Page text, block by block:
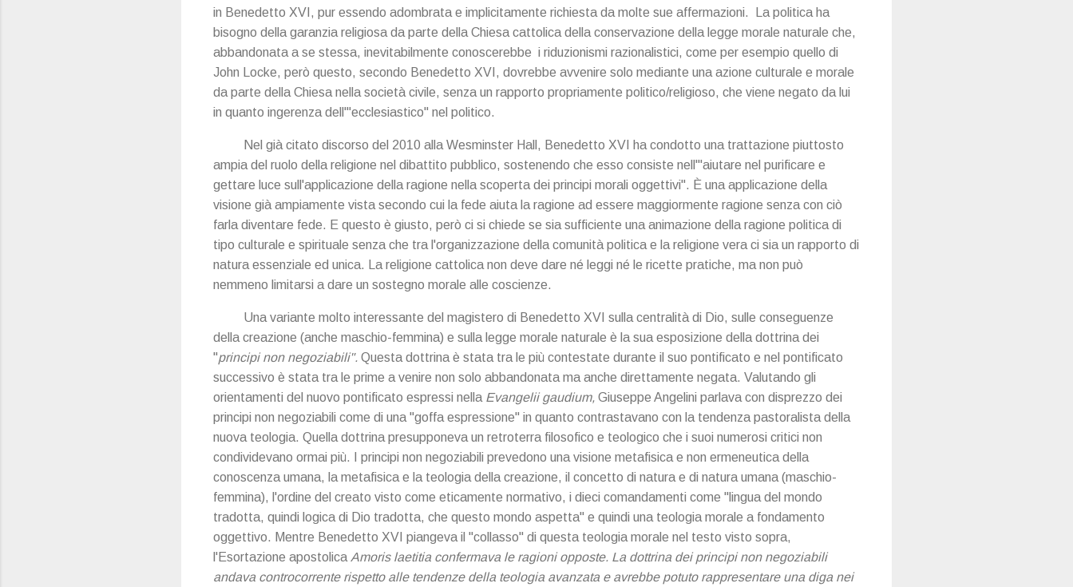
in Benedetto XVI, pur essendo adombrata e implicitamente richiesta da molte sue affermazioni. La politica ha
bisogno della garanzia religiosa da parte della Chiesa cattolica della conservazione della legge morale naturale che,
abbandonata a se stessa, inevitabilmente conoscerebbe i riduzionismi razionalistici, come per esempio quello di
John Locke, però questo, secondo Benedetto XVI, dovrebbe avvenire solo mediante una azione culturale e morale
da parte della Chiesa nella società civile, senza un rapporto propriamente politico/religioso, che viene negato da lui
in quanto ingerenza dell'"ecclesiastico" nel politico.
Nel già citato discorso del 2010 alla Wesminster Hall, Benedetto XVI ha condotto una trattazione piuttosto
ampia del ruolo della religione nel dibattito pubblico, sostenendo che esso consiste nell'"aiutare nel purificare e
gettare luce sull'applicazione della ragione nella scoperta dei principi morali oggettivi". È una applicazione della
visione già ampiamente vista secondo cui la fede aiuta la ragione ad essere maggiormente ragione senza con ciò
farla diventare fede. E questo è giusto, però ci si chiede se sia sufficiente una animazione della ragione politica di
tipo culturale e spirituale senza che tra l'organizzazione della comunità politica e la religione vera ci sia un rapporto di
natura essenziale ed unica. La religione cattolica non deve dare né leggi né le ricette pratiche, ma non può
nemmeno limitarsi a dare un sostegno morale alle coscienze.
Una variante molto interessante del magistero di Benedetto XVI sulla centralità di Dio, sulle conseguenze
della creazione (anche maschio-femmina) e sulla legge morale naturale è la sua esposizione della dottrina dei
"principi non negoziabili". Questa dottrina è stata tra le più contestate durante il suo pontificato e nel pontificato
successivo è stata tra le prime a venire non solo abbandonata ma anche direttamente negata. Valutando gli
orientamenti del nuovo pontificato espressi nella Evangelii gaudium, Giuseppe Angelini parlava con disprezzo dei
principi non negoziabili come di una "goffa espressione" in quanto contrastavano con la tendenza pastoralista della
nuova teologia. Quella dottrina presupponeva un retroterra filosofico e teologico che i suoi numerosi critici non
condividevano ormai più. I principi non negoziabili prevedono una visione metafisica e non ermeneutica della
conoscenza umana, la metafisica e la teologia della creazione, il concetto di natura e di natura umana (maschio-
femmina), l'ordine del creato visto come eticamente normativo, i dieci comandamenti come "lingua del mondo
tradotta, quindi logica di Dio tradotta, che questo mondo aspetta" e quindi una teologia morale a fondamento
oggettivo. Mentre Benedetto XVI piangeva il "collasso" di questa teologia morale nel testo visto sopra,
l'Esortazione apostolica Amoris laetitia confermava le ragioni opposte. La dottrina dei principi non negoziabili
andava controcorrente rispetto alle tendenze della teologia avanzata e avrebbe potuto rappresentare una diga nei